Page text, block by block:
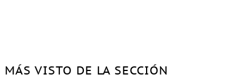
MÁS VISTO DE LA SECCIÓN